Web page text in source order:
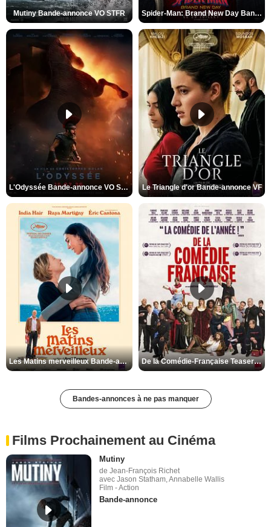
Mutiny Bande-annonce VO STFR Spider-Man: Brand New Day Bande-annonce VO STFR
L'Odyssée Bande-annonce VO STFR Le Triangle d'or Bande-annonce VF
Les Matins merveilleux Bande-annonce VF De la Comédie-Française Teaser VF
Bandes-annonces à ne pas manquer
Films Prochainement au Cinéma
Mutiny
de Jean-François Richet
avec Jason Statham, Annabelle Wallis
Film - Action
Bande-annonce